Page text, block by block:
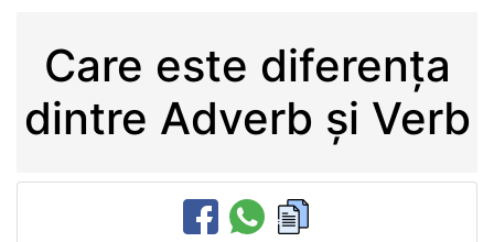
Care este diferența
dintre Adverb și Verb